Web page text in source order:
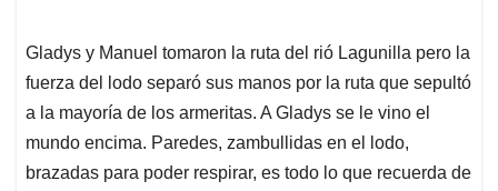
Gladys y Manuel tomaron la ruta del rió Lagunilla pero la
fuerza del lodo separó sus manos por la ruta que sepultó
a la mayoría de los armeritas. A Gladys se le vino el
mundo encima. Paredes, zambullidas en el lodo,
brazadas para poder respirar, es todo lo que recuerda de